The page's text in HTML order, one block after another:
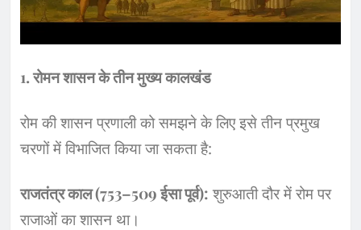
​1. रोमन शासन के तीन मुख्य कालखंड
​रोम की शासन प्रणाली को समझने के लिए इसे तीन प्रमुख
चरणों में विभाजित किया जा सकता है:
राजतंत्र काल (753–509 ईसा पूर्व): शुरुआती दौर में रोम पर
राजाओं का शासन था।